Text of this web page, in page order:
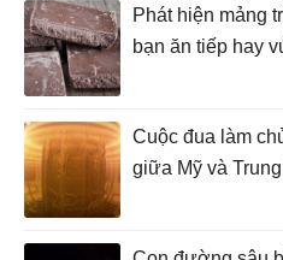
Phát hiện mảng
bạn ăn tiếp hay
Cuộc đua làm
giữa Mỹ và